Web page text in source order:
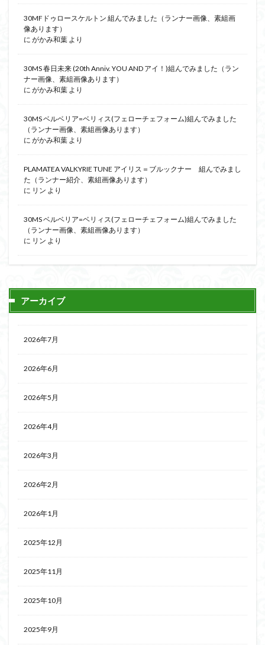
30MFドゥロースケルトン 組んでみました（ランナー画像、素組画
像あります）
に がかみ和葉 より
30MS 春日未来 (20th Anniv. YOU AND アイ！)組んでみました（ラン
ナー画像、素組画像あります）
に がかみ和葉 より
30MS ベルベリア=ベリィス(フェローチェフォーム)組んでみました
（ランナー画像、素組画像あります）
に がかみ和葉 より
PLAMATEA VALKYRIE TUNE アイリス＝ブルックナー 組んでみまし
た（ランナー紹介、素組画像あります）
に リン より
30MS ベルベリア=ベリィス(フェローチェフォーム)組んでみました
（ランナー画像、素組画像あります）
に リン より
アーカイブ
2026年7月
2026年6月
2026年5月
2026年4月
2026年3月
2026年2月
2026年1月
2025年12月
2025年11月
2025年10月
2025年9月